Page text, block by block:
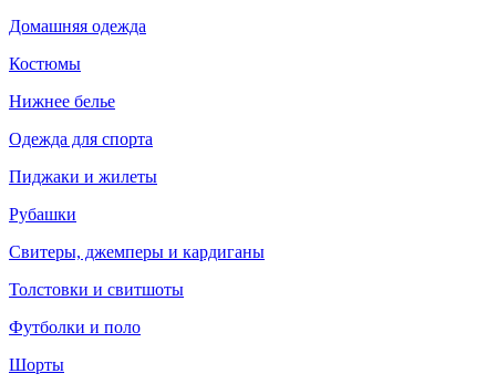
Домашняя одежда
Костюмы
Нижнее белье
Одежда для спорта
Пиджаки и жилеты
Рубашки
Свитеры, джемперы и кардиганы
Толстовки и свитшоты
Футболки и поло
Шорты